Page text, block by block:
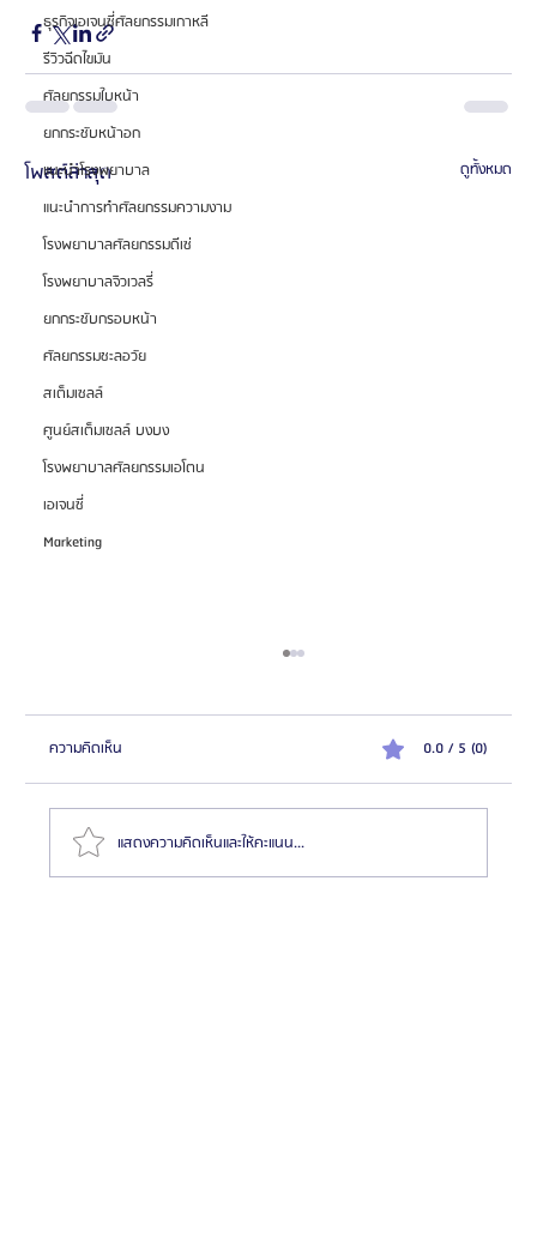
ธุรกิจเอเจนซี่ศัลยกรรมเกาหลี
รีวิวฉีดไขมัน
ศัลยกรรมใบหน้า
ยกกระชับหน้าอก
แนะนำโรงพยาบาล
แนะนำการทำศัลยกรรมความงาม
โรงพยาบาลศัลยกรรมดีเซ่
โรงพยาบาลจิวเวลรี่
ยกกระชับกรอบหน้า
ศัลยกรรมชะลอวัย
สเต็มเซลล์
ศูนย์สเต็มเซลล์ บงบง
โรงพยาบาลศัลยกรรมเอโตน
เอเจนซี่
Marketing
โพสต์ล่าสุด ดูทั้งหมด
ความคิดเห็น 0.0 / 5 (0)
แสดงความคิดเห็นและให้คะแนน...